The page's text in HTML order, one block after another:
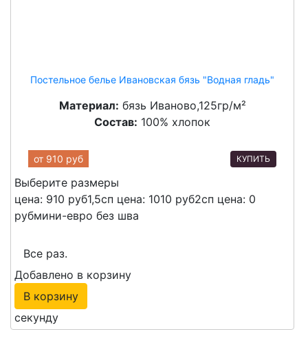
Постельное белье Ивановская бязь "Водная гладь"
Материал: бязь Иваново,125гр/м²
Состав: 100% хлопок
от 910 руб КУПИТЬ
Выберите размеры
цена: 910 руб1,5сп цена: 1010 руб2сп цена: 0
рубмини-евро без шва
Все раз.
Добавлено в корзину
В корзину
секунду